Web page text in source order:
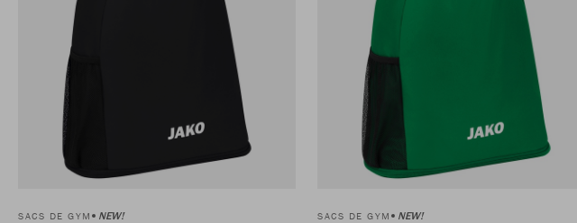
SACS DE GYM NEW! SACS DE GYM NEW!